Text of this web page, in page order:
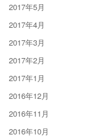
2017年5月
2017年4月
2017年3月
2017年2月
2017年1月
2016年12月
2016年11月
2016年10月